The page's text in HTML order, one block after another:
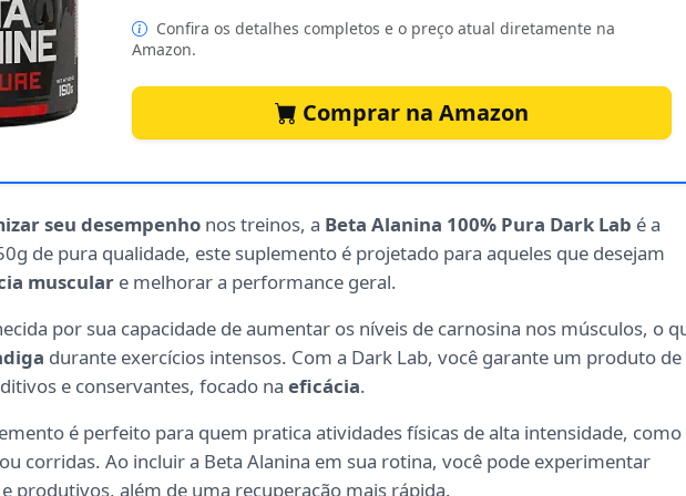
Confira os detalhes completos e o preço atual diretamente na
Amazon.
Comprar na Amazon
seu desempenho nos treinos, a Beta Alanina 100% Pura Dark Lab é a
de pura qualidade, este suplemento é projetado para aqueles que desejam
muscular e melhorar a performance geral.
por sua capacidade de aumentar os níveis de carnosina nos músculos, o
durante exercícios intensos. Com a Dark Lab, você garante um produto de
e conservantes, focado na eficácia.
é perfeito para quem pratica atividades físicas de alta intensidade, como
corridas. Ao incluir a Beta Alanina em sua rotina, você pode experimentar
e produtivos, além de uma recuperação mais rápida.